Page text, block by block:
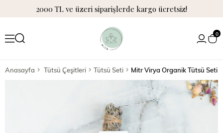
2000 TL ve üzeri siparişlerde kargo ücretsiz!
0
Anasayfa Tütsü Çeşitleri Tütsü Seti Mitr Virya Organik Tütsü Seti